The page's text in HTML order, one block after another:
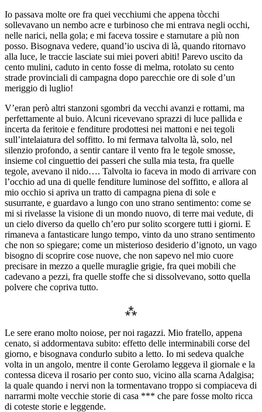
Io passava molte ore fra quei vecchiumi che appena tòcchi
sollevavano un nembo acre e turbinoso che mi entrava negli occhi,
nelle narici, nella gola; e mi faceva tossire e starnutare a più non
posso. Bisognava vedere, quand’io usciva di là, quando ritornavo
alla luce, le traccie lasciate sui miei poveri abiti! Parevo uscito da
cento mulini, caduto in cento fosse di melma, rotolato su cento
strade provinciali di campagna dopo parecchie ore di sole d’un
meriggio di luglio!
V’eran però altri stanzoni sgombri da vecchi avanzi e rottami, ma
perfettamente al buio. Alcuni ricevevano sprazzi di luce pallida e
incerta da feritoie e fenditure prodottesi nei mattoni e nei tegoli
sull’intelaiatura del soffitto. Io mi fermava talvolta là, solo, nel
silenzio profondo, a sentir cantare il vento fra le tegole smosse,
insieme col cinguettio dei passeri che sulla mia testa, fra quelle
tegole, avevano il nido…. Talvolta io faceva in modo di arrivare con
l’occhio ad una di quelle fenditure luminose del soffitto, e allora al
mio occhio si apriva un tratto di campagna piena di sole e
susurrante, e guardavo a lungo con uno strano sentimento: come se
mi si rivelasse la visione di un mondo nuovo, di terre mai vedute, di
un cielo diverso da quello ch’ero pur solito scorgere tutti i giorni. E
rimaneva a fantasticare lungo tempo, vinto da uno strano sentimento
che non so spiegare; come un misterioso desiderio d’ignoto, un vago
bisogno di scoprire cose nuove, che non sapevo nel mio cuore
precisare in mezzo a quelle muraglie grigie, fra quei mobili che
cadevano a pezzi, fra quelle stoffe che si dissolvevano, sotto quella
polvere che copriva tutto.
⁂
Le sere erano molto noiose, per noi ragazzi. Mio fratello, appena
cenato, si addormentava subito: effetto delle interminabili corse del
giorno, e bisognava condurlo subito a letto. Io mi sedeva qualche
volta in un angolo, mentre il conte Gerolamo leggeva il giornale e la
contessa diceva il rosario per conto suo, vicino alla scarna Adalgisa;
la quale quando i nervi non la tormentavano troppo si compiaceva di
narrarmi molte vecchie storie di casa *** che pare fosse molto ricca
di coteste storie e leggende.